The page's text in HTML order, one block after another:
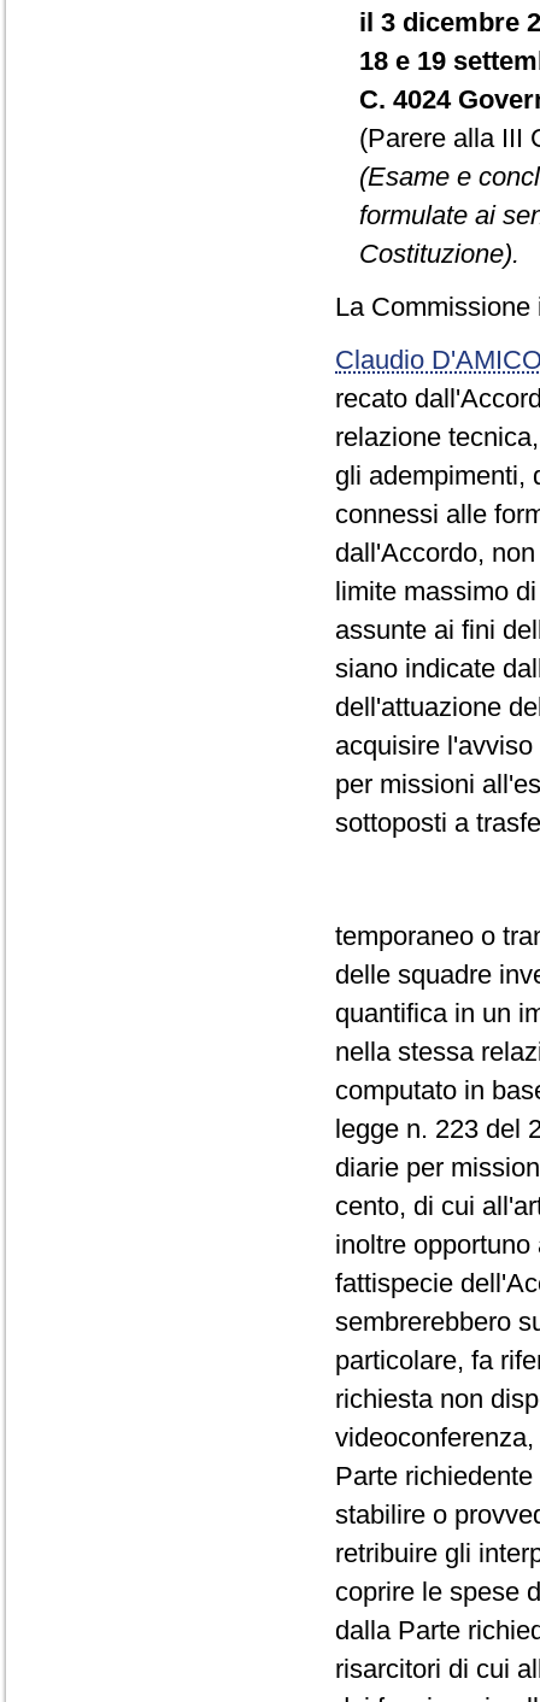
il 3 dicembre
18 e 19
C. 4024
(Parere alla III
(Esame e
formulate ai
Costituzione).
La
Claudio
recato
relazione
gli adempimenti,
connessi alle
dall'Accordo,
limite massimo
assunte ai fini
siano indicate
dell'attuazione
acquisire
per missioni
sottoposti a
temporaneo o
delle squadre
quantifica in un
nella stessa
computato in
legge n. 223 del
diarie per
cento, di cui
inoltre
fattispecie
sembrerebbero
particolare, fa
richiesta non
Parte
stabilire o
retribuire gli
coprire le spese
dalla Parte
risarcitori di cui